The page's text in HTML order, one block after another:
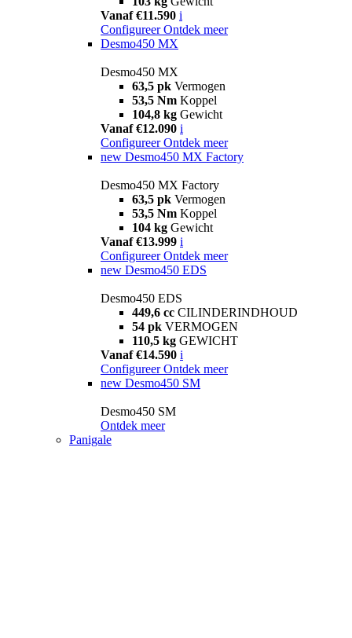
Vanaf €11.590 i
Configureer Ontdek meer
Desmo450 MX
Desmo450 MX
63,5 pk Vermogen
53,5 Nm Koppel
104,8 kg Gewicht
Vanaf €12.090 i
Configureer Ontdek meer
new Desmo450 MX Factory
Desmo450 MX Factory
63,5 pk Vermogen
53,5 Nm Koppel
104 kg Gewicht
Vanaf €13.999 i
Configureer Ontdek meer
new Desmo450 EDS
Desmo450 EDS
449,6 cc CILINDERINDHOUD
54 pk VERMOGEN
110,5 kg GEWICHT
Vanaf €14.590 i
Configureer Ontdek meer
new Desmo450 SM
Desmo450 SM
Ontdek meer
Panigale